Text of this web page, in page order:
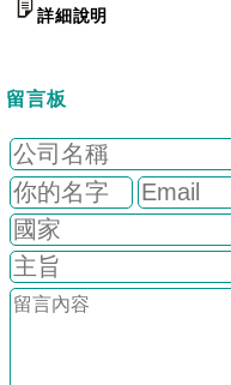
詳細說明
留言板